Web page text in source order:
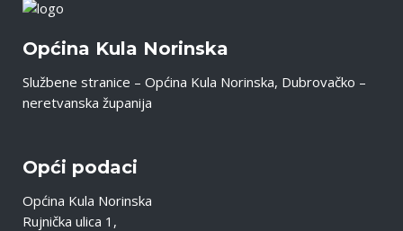
Općina Kula Norinska
Službene stranice – Općina Kula Norinska, Dubrovačko –
neretvanska županija
Opći podaci
Općina Kula Norinska
Rujnička ulica 1,